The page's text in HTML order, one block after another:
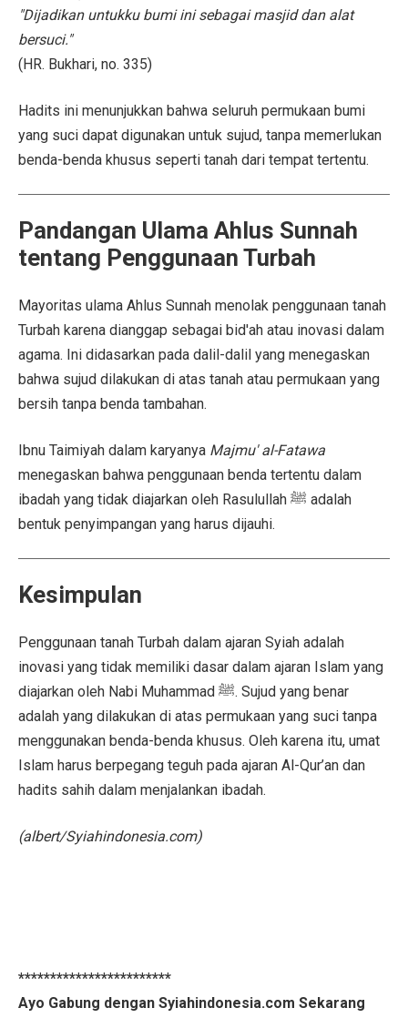
"Dijadikan untukku bumi ini sebagai masjid dan alat
bersuci."
(HR. Bukhari, no. 335)
Hadits ini menunjukkan bahwa seluruh permukaan bumi
yang suci dapat digunakan untuk sujud, tanpa memerlukan
benda-benda khusus seperti tanah dari tempat tertentu.
Pandangan Ulama Ahlus Sunnah
tentang Penggunaan Turbah
Mayoritas ulama Ahlus Sunnah menolak penggunaan tanah
Turbah karena dianggap sebagai bid'ah atau inovasi dalam
agama. Ini didasarkan pada dalil-dalil yang menegaskan
bahwa sujud dilakukan di atas tanah atau permukaan yang
bersih tanpa benda tambahan.
Ibnu Taimiyah dalam karyanya Majmu' al-Fatawa
menegaskan bahwa penggunaan benda tertentu dalam
ibadah yang tidak diajarkan oleh Rasulullah ﷺ adalah
bentuk penyimpangan yang harus dijauhi.
Kesimpulan
Penggunaan tanah Turbah dalam ajaran Syiah adalah
inovasi yang tidak memiliki dasar dalam ajaran Islam yang
diajarkan oleh Nabi Muhammad ﷺ. Sujud yang benar
adalah yang dilakukan di atas permukaan yang suci tanpa
menggunakan benda-benda khusus. Oleh karena itu, umat
Islam harus berpegang teguh pada ajaran Al-Qur’an dan
hadits sahih dalam menjalankan ibadah.
(albert/Syiahindonesia.com)
************************
Ayo Gabung dengan Syiahindonesia.com Sekarang